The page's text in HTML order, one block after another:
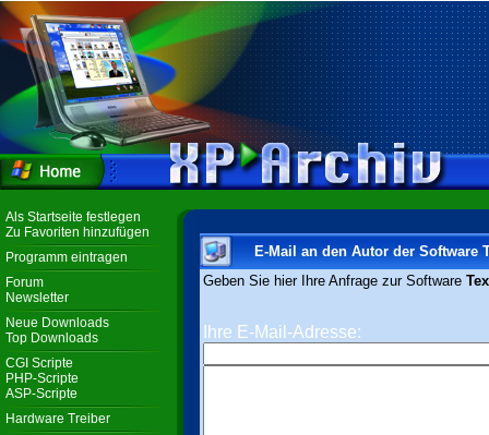
Als Startseite festlegen
Zu Favoriten hinzufügen
Programm eintragen
Forum
Newsletter
Neue Downloads
Top Downloads
CGI Scripte
PHP-Scripte
ASP-Scripte
Hardware Treiber
E-Mail an den Autor der Software
Geben Sie hier Ihre Anfrage zur Software
Ihre E-Mail-Adresse: